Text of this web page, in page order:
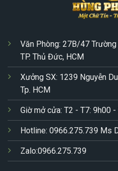
Văn Phòng: 27B/47
TP. Thủ Đức, HCM
Xưởng SX: 1239 Nguyễn
Tp. HCM
Giờ mở cửa: T2 - T7: 9h00
Hotline: 0966.275.739 Ms
Zalo:0966.275.739